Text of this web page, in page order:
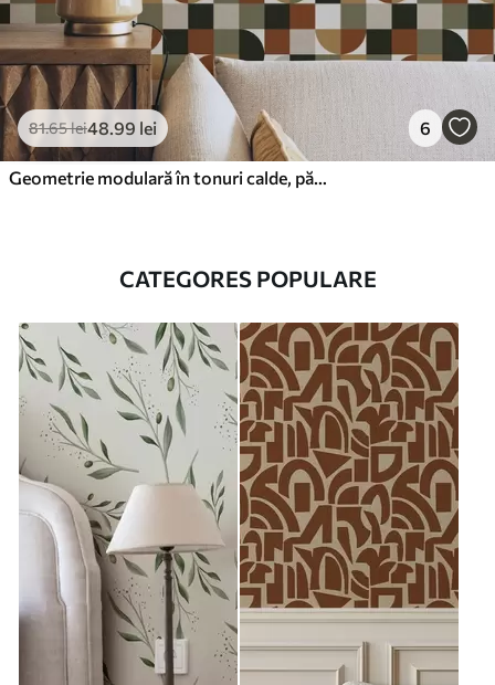
81.65lei48.99 lei 6
Geometrie modulară în tonuri calde, pământii
CATEGORES POPULARE